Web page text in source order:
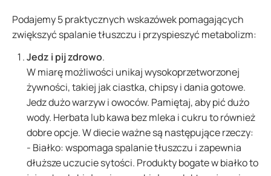
Podajemy 5 praktycznych wskazówek pomagających
zwiększyć spalanie tłuszczu i przyspieszyć metabolizm:
Jedz i pij zdrowo.
W miarę możliwości unikaj wysokoprzetworzonej
żywności, takiej jak ciastka, chipsy i dania gotowe.
Jedz dużo warzyw i owoców. Pamiętaj, aby pić dużo
wody. Herbata lub kawa bez mleka i cukru to również
dobre opcje. W diecie ważne są następujące rzeczy:
- Białko: wspomaga spalanie tłuszczu i zapewnia
dłuższe uczucie sytości. Produkty bogate w białko to